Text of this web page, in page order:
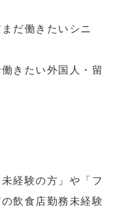
だ働きたいシニ
きたい外国人・留
経験の方」や「フ
飲食店勤務未経験